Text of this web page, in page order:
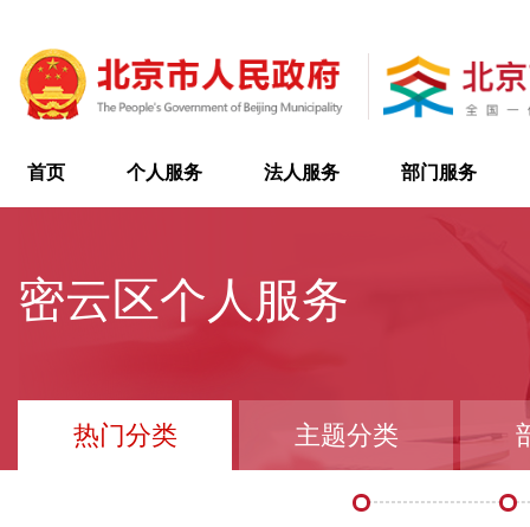
首页 个人服务 法人服务 部门服务
密云区个人服务
热门分类 主题分类